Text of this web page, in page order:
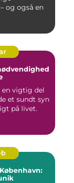
og også en
en vigtig del
et sundt syn
på livet.